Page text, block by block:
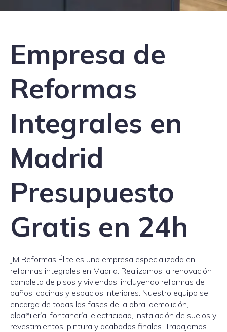
Empresa de
Reformas
Integrales en
Madrid
Presupuesto
Gratis en 24h
JM Reformas Élite es una empresa especializada en
reformas integrales en Madrid. Realizamos la renovación
completa de pisos y viviendas, incluyendo reformas de
baños, cocinas y espacios interiores. Nuestro equipo se
encarga de todas las fases de la obra: demolición,
albañilería, fontanería, electricidad, instalación de suelos y
revestimientos, pintura y acabados finales. Trabajamos